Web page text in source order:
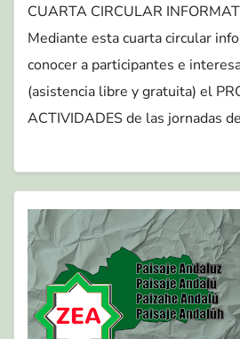
CUARTA CIRCULAR
Mediante esta cuarta circular
conocer a participantes e
(asistencia libre y gratuita) el
ACTIVIDADES de las jornadas de